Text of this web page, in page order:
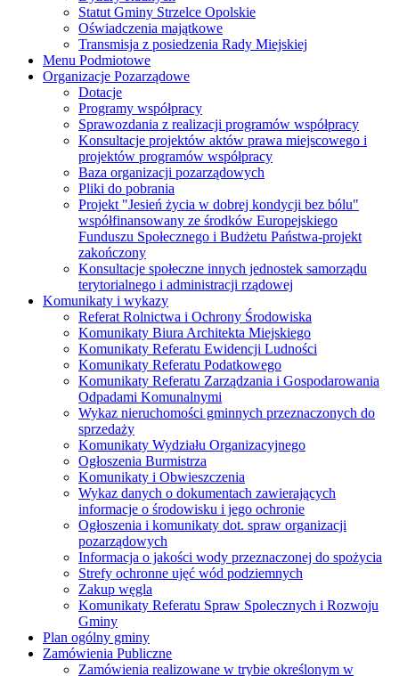
Statut Gminy Strzelce Opolskie
Oświadczenia majątkowe
Transmisja z posiedzenia Rady Miejskiej
Menu Podmiotowe
Organizacje Pozarządowe
Dotacje
Programy współpracy
Sprawozdania z realizacji programów współpracy
Konsultacje projektów aktów prawa miejscowego i
projektów programów współpracy
Baza organizacji pozarządowych
Pliki do pobrania
Projekt "Jesień życia w dobrej kondycji bez bólu"
współfinansowany ze środków Europejskiego
Funduszu Społecznego i Budżetu Państwa-projekt
zakończony
Konsultacje społeczne innych jednostek samorządu
terytorialnego i administracji rządowej
Komunikaty i wykazy
Referat Rolnictwa i Ochrony Środowiska
Komunikaty Biura Architekta Miejskiego
Komunikaty Referatu Ewidencji Ludności
Komunikaty Referatu Podatkowego
Komunikaty Referatu Zarządzania i Gospodarowania
Odpadami Komunalnymi
Wykaz nieruchomości gminnych przeznaczonych do
sprzedaży
Komunikaty Wydziału Organizacyjnego
Ogłoszenia Burmistrza
Komunikaty i Obwieszczenia
Wykaz danych o dokumentach zawierających
informacje o środowisku i jego ochronie
Ogłoszenia i komunikaty dot. spraw organizacji
pozarządowych
Informacja o jakości wody przeznaczonej do spożycia
Strefy ochronne ujęć wód podziemnych
Zakup węgla
Komunikaty Referatu Spraw Spolecznych i Rozwoju
Gminy
Plan ogólny gminy
Zamówienia Publiczne
Zamówienia realizowane w trybie określonym w